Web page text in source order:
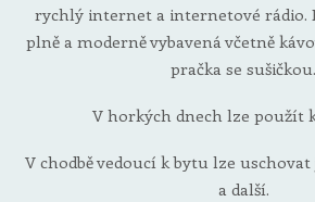
rychlý internet a internetové rádio.
plně a moderně vybavená včetně
pračka se sušičkou.
V horkých dnech lze použít
V chodbě vedoucí k bytu lze
a další.